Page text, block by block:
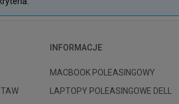
INFORMACJE
MACBOOK POLEASINGOWY
LAPTOPY POLEASINGOWE DELL